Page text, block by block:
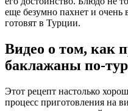
еще безумно пахнет и очень
готовят в Турции.
Видео о том, как
баклажаны по-
Этот рецепт настолько
процесс приготовления на